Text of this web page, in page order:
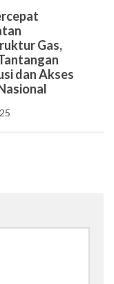
Gas,
dan Akses